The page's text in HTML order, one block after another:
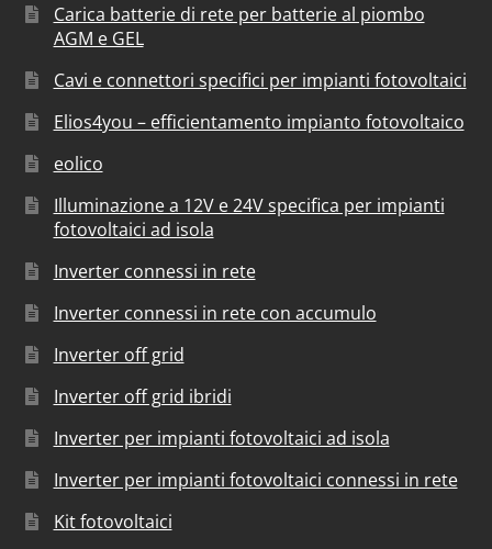
Carica batterie di rete per batterie al piombo
AGM e GEL
Cavi e connettori specifici per impianti fotovoltaici
Elios4you – efficientamento impianto fotovoltaico
eolico
Illuminazione a 12V e 24V specifica per impianti
fotovoltaici ad isola
Inverter connessi in rete
Inverter connessi in rete con accumulo
Inverter off grid
Inverter off grid ibridi
Inverter per impianti fotovoltaici ad isola
Inverter per impianti fotovoltaici connessi in rete
Kit fotovoltaici